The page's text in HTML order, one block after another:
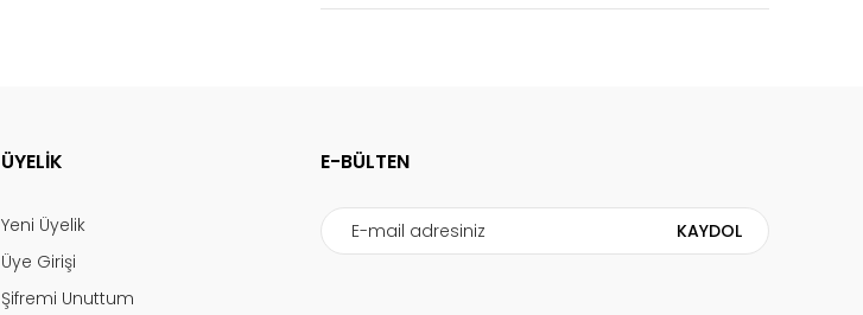
ÜYELİK
Yeni Üyelik
Üye Girişi
Şifremi Unuttum
E-BÜLTEN
KAYDOL